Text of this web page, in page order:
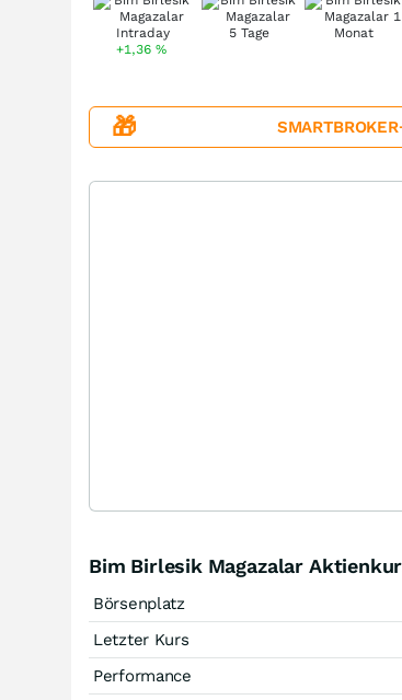
+1,36 %
🎁
Bim Birlesik Magazalar
Börsenplatz
Letzter Kurs
Performance